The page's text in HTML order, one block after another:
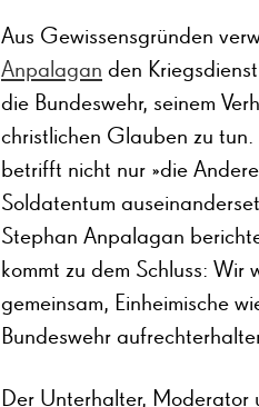
Aus Gewissensgründen
Anpalagan den
die Bundeswehr, seinem
christlichen Glauben zu
betrifft nicht nur »die
Soldatentum
Stephan Anpalagan
kommt zu dem Schluss: Wir
gemeinsam, Einheimische
Bundeswehr
Der Unterhalter, Moderator